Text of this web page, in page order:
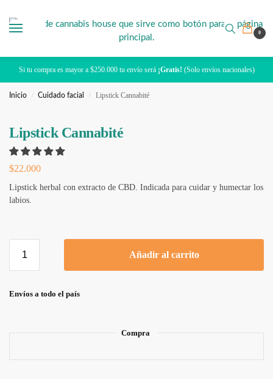
0
Si tu compra es mayor a $250.000 tu envío será ¡Gratis! (Solo envíos nacionales)
Inicio / Cuidado facial / Lipstick Cannabité
Lipstick Cannabité
$22.000
Lipstick herbal con extracto de CBD. Indicada para cuidar y humectar los
labios.
Añadir al carrito
Envíos a todo el país
Compra